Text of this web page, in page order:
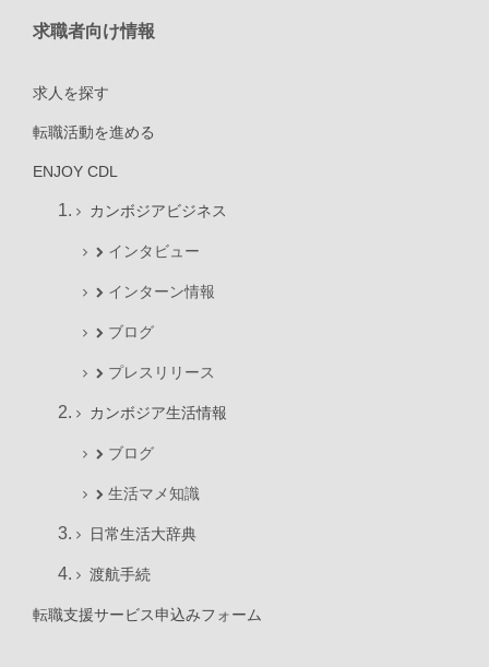
求職者向け情報
求人を探す
転職活動を進める
ENJOY CDL
カンボジアビジネス
インタビュー
インターン情報
ブログ
プレスリリース
カンボジア生活情報
ブログ
生活マメ知識
日常生活大辞典
渡航手続
転職支援サービス申込みフォーム